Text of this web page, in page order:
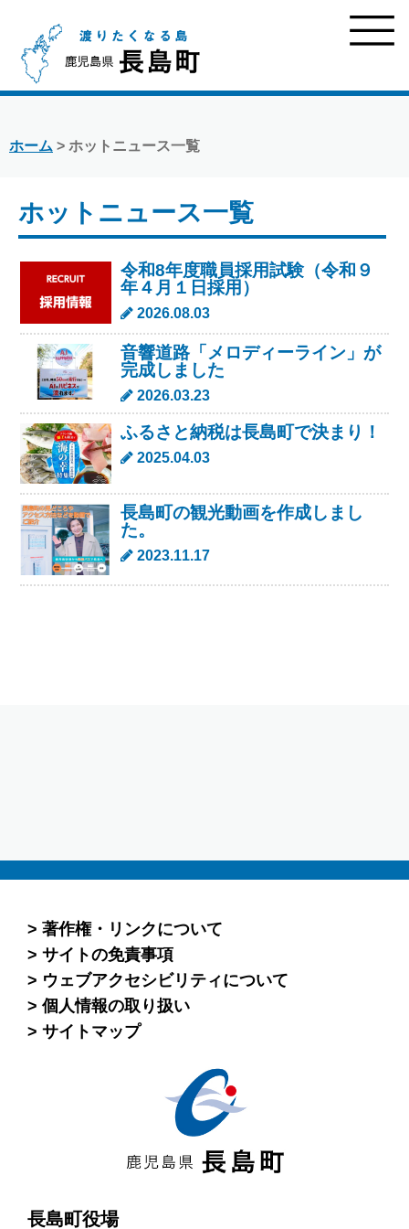
ホーム > ホットニュース一覧
ホットニュース一覧
令和8年度職員採用試験（令和９
年４月１日採用）
2026.08.03
音響道路「メロディーライン」が
完成しました
2026.03.23
ふるさと納税は長島町で決まり！
2025.04.03
長島町の観光動画を作成しまし
た。
2023.11.17
著作権・リンクについて
サイトの免責事項
ウェブアクセシビリティについて
個人情報の取り扱い
サイトマップ
長島町役場